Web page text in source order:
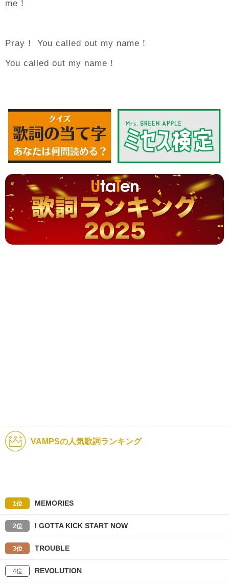
me！
Pray！ You called out my name！
You called out my name！
VAMPSの人気歌詞ランキング
1位 MEMORIES
2位 I GOTTA KICK START NOW
3位 TROUBLE
4位 REVOLUTION